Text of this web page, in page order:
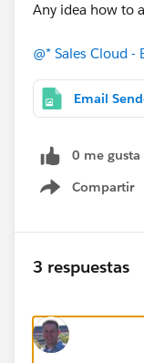
Any idea how to
@* Sales Cloud -
Email
0 me gusta
Compartir
Show menu
3 respuestas